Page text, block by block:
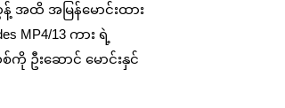
အထိ အမြန်မောင်းထား
MP4/13 ကား ရဲ့
စ်ကို ဦးဆောင် မောင်းနှင်